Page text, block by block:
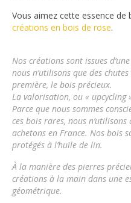
Vous aimez cette essence de
créations en bois de rose.
Nos créations sont issues
nous n’utilisons que des
première, le bois précieux.
La valorisation, ou «
Parce que nous sommes
ces bois rares, nous
achetons en France. Nos bois
protégés à l’huile de lin.
À la manière des pierres
créations à la main dans une
géométrique.